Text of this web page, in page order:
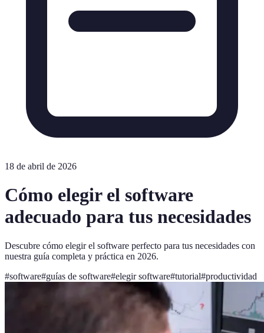
18 de abril de 2026
Cómo elegir el software
adecuado para tus necesidades
Descubre cómo elegir el software perfecto para tus necesidades con
nuestra guía completa y práctica en 2026.
#software#guías de software#elegir software#tutorial#productividad